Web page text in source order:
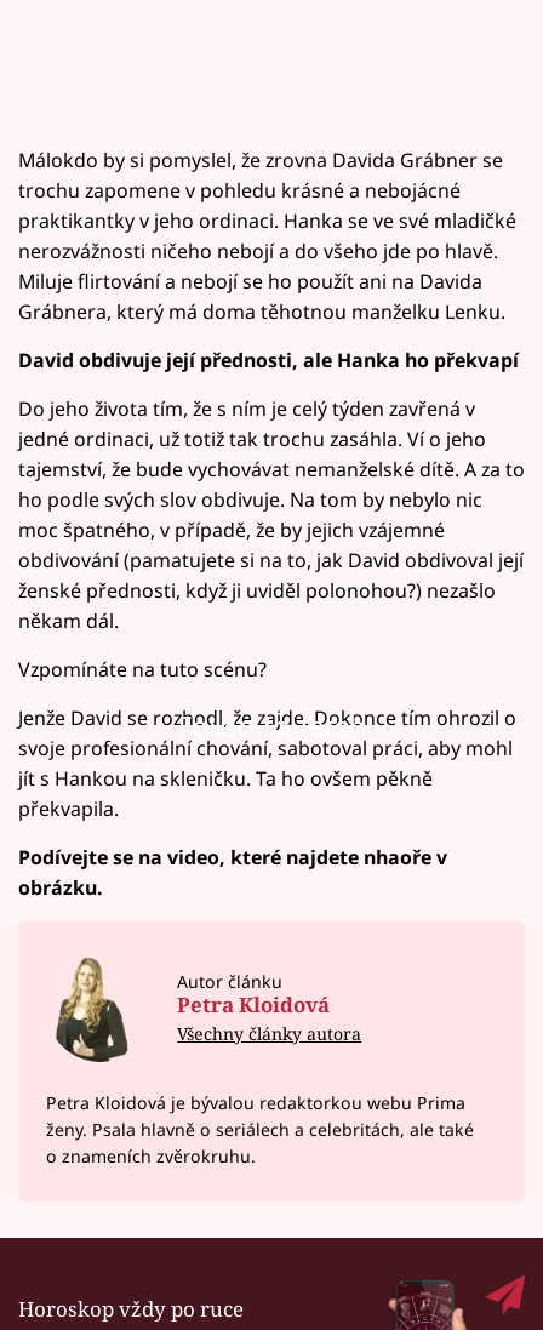
Málokdo by si pomyslel, že zrovna Davida Grábner se
trochu zapomene v pohledu krásné a nebojácné
praktikantky v jeho ordinaci. Hanka se ve své mladičké
nerozvážnosti ničeho nebojí a do všeho jde po hlavě.
Miluje flirtování a nebojí se ho použít ani na Davida
Grábnera, který má doma těhotnou manželku Lenku.
David obdivuje její přednosti, ale Hanka ho překvapí
Do jeho života tím, že s ním je celý týden zavřená v
jedné ordinaci, už totiž tak trochu zasáhla. Ví o jeho
tajemství, že bude vychovávat nemanželské dítě. A za to
ho podle svých slov obdivuje. Na tom by nebylo nic
moc špatného, v případě, že by jejich vzájemné
obdivování (pamatujete si na to, jak David obdivoval její
ženské přednosti, když ji uviděl polonohou?) nezašlo
někam dál.
Vzpomínáte na tuto scénu?
Failed to fetch
Jenže David se rozhodl, že zajde. Dokonce tím ohrozil o
svoje profesionální chování, sabotoval práci, aby mohl
jít s Hankou na skleničku. Ta ho ovšem pěkně
překvapila.
Podívejte se na video, které najdete nhaoře v
obrázku.
Autor článku
Petra Kloidová
Všechny články autora
Petra Kloidová je bývalou redaktorkou webu Prima
ženy. Psala hlavně o seriálech a celebritách, ale také
o znameních zvěrokruhu.
Horoskop vždy po ruce